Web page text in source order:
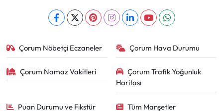
Çorum Nöbetçi Eczaneler Çorum Hava Durumu
Çorum Namaz Vakitleri
Çorum Trafik Yoğunluk
Haritası
Puan Durumu ve Fikstür Tüm Manşetler